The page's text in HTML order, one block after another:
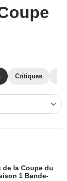
Critiques
de la Coupe du
1 Bande-